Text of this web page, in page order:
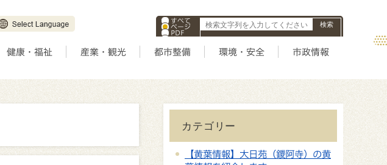
すべて
ページ
PDF
ID
健康・福祉 産業・観光 都市整備 環境・安全 市政情報
カテゴリー
【黄葉情報】大日苑（鑁阿寺）の黄